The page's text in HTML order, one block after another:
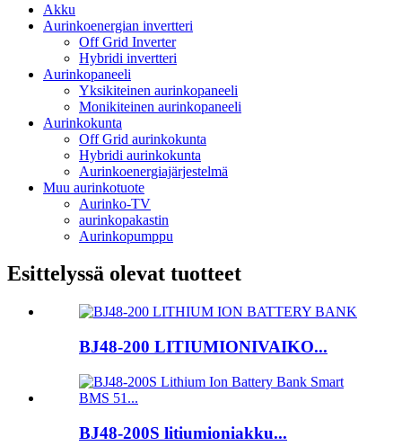
Akku
Aurinkoenergian invertteri
Off Grid Inverter
Hybridi invertteri
Aurinkopaneeli
Yksikiteinen aurinkopaneeli
Monikiteinen aurinkopaneeli
Aurinkokunta
Off Grid aurinkokunta
Hybridi aurinkokunta
Aurinkoenergiajärjestelmä
Muu aurinkotuote
Aurinko-TV
aurinkopakastin
Aurinkopumppu
Esittelyssä olevat tuotteet
BJ48-200 LITIUMIONIVAIKO...
BJ48-200S litiumioniakku...